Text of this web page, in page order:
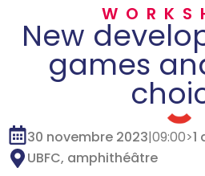
New
games
30 novembre 2023|09:00>1
UBFC, amphithéâtre